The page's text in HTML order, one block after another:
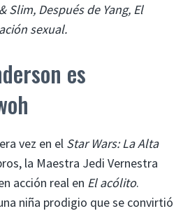
Slim, Después de Yang, El
sexual.
es
vez en el Star Wars: La Alta
la Maestra Jedi Vernestra
acción real en El acólito.
niña prodigio que se convirtió